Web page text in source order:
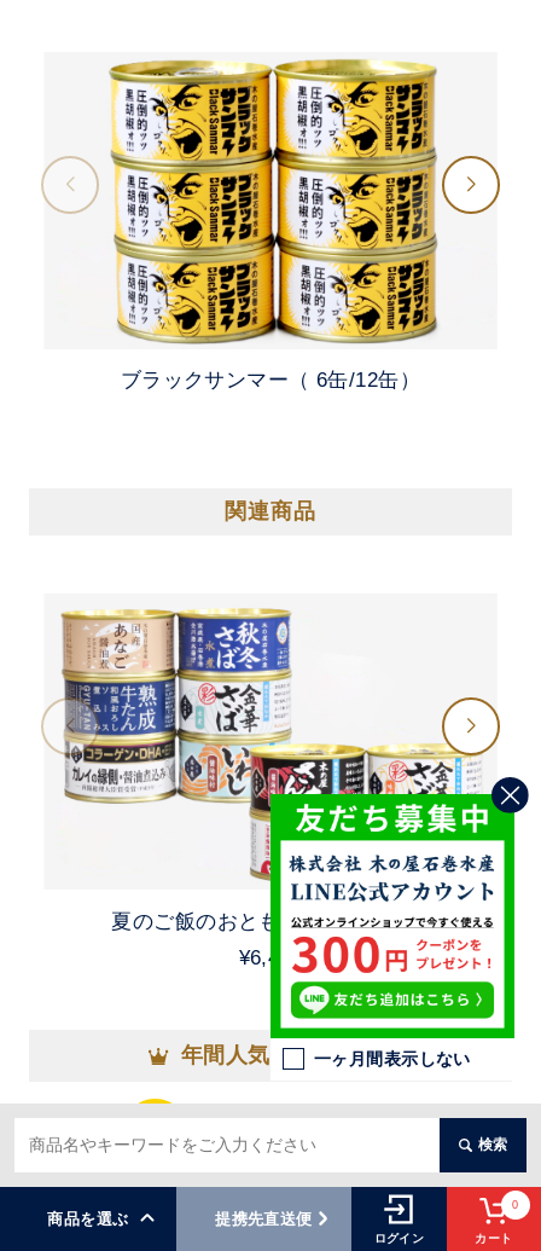
一ヶ月間表示しない
商品を選ぶ 提携先直送便
ログイン
0
カート
検索
ブラックサンマー（ 6缶/12缶）
関連商品
夏のご飯のおともセット（10缶）
¥6,480
年間人気ランキング